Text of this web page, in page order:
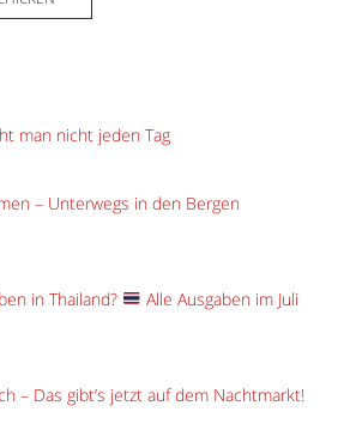
man nicht jeden Tag
– Unterwegs in den Bergen
in Thailand?
Alle Ausgaben im Juli
– Das gibt’s jetzt auf dem Nachtmarkt!